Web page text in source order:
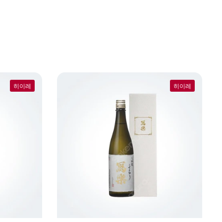
히이레 히이레